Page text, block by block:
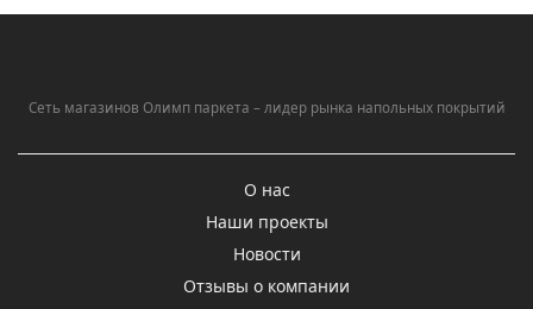
Сеть магазинов Олимп паркета – лидер рынка напольных покрытий
О нас
Наши проекты
Новости
Отзывы о компании